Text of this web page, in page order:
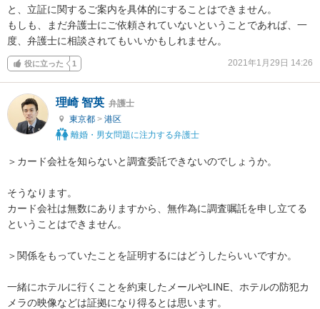
と、立証に関するご案内を具体的にすることはできません。
もしも、まだ弁護士にご依頼されていないということであれば、一
度、弁護士に相談されてもいいかもしれません。
役に立った 1 2021年1月29日 14:26
理崎 智英 弁護士
東京都 > 港区
離婚・男女問題に注力する弁護士
＞カード会社を知らないと調査委託できないのでしょうか。
そうなります。
カード会社は無数にありますから、無作為に調査嘱託を申し立てる
ということはできません。
＞関係をもっていたことを証明するにはどうしたらいいですか。
一緒にホテルに行くことを約束したメールやLINE、ホテルの防犯カ
メラの映像などは証拠になり得るとは思います。